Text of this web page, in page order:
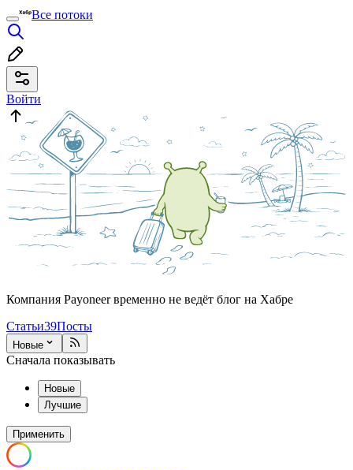
Все потоки
Войти
Компания Payoneer временно не ведёт блог на Хабре
Статьи39Посты
Новые
Сначала показывать
Новые
Лучшие
Применить